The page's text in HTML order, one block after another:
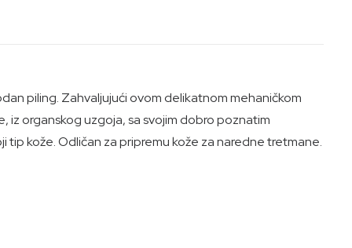
piling. Zahvaljujući ovom delikatnom mehaničkom
iz organskog uzgoja, sa svojim dobro poznatim
tip kože. Odličan za pripremu kože za naredne tretmane.